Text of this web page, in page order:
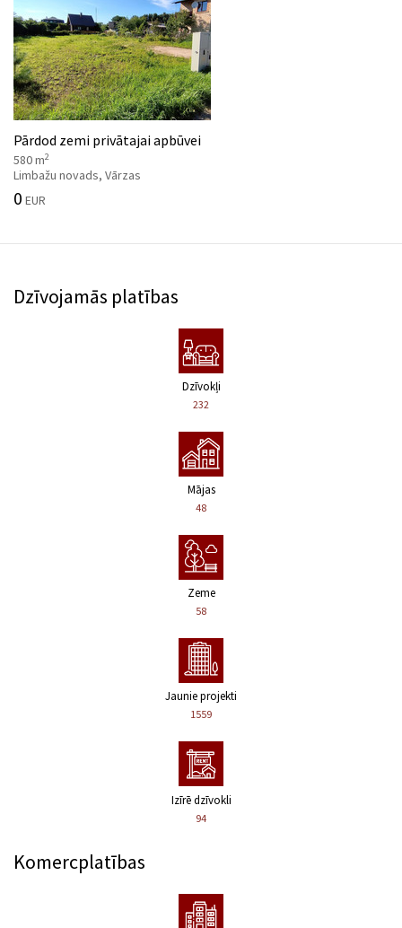
Pārdod zemi privātajai apbūvei
580 m2
Limbažu novads, Vārzas
0 EUR
Dzīvojamās platības
Dzīvokļi
232
Mājas
48
Zeme
58
Jaunie projekti
1559
Izīrē dzīvokli
94
Komercplatības